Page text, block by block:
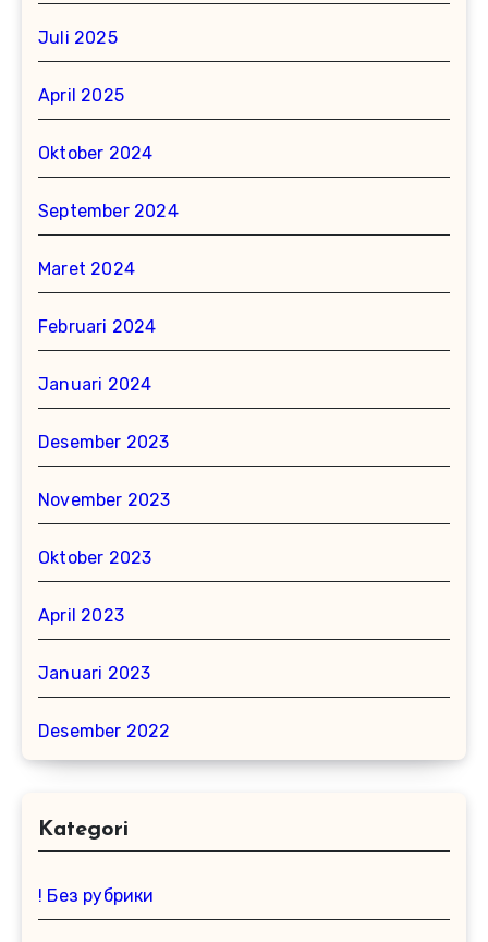
Juli 2025
April 2025
Oktober 2024
September 2024
Maret 2024
Februari 2024
Januari 2024
Desember 2023
November 2023
Oktober 2023
April 2023
Januari 2023
Desember 2022
Kategori
! Без рубрики